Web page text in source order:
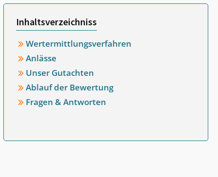
Inhaltsverzeichniss
Wertermittlungsverfahren
Anlässe
Unser Gutachten
Ablauf der Bewertung
Fragen & Antworten